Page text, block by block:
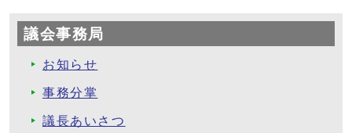
議会事務局
お知らせ
事務分掌
議長あいさつ